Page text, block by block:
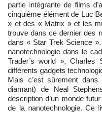
partie intégrante de films
cinquième élément de Luc
» et des « Matrix » et les
trouve dans ce dernier des
dans « Star Trek Science
nanotechnologie dans le
Trader’s world », Charles
différents gadgets
Mais c’est sûrement
diamant) de Neal
description d’un monde
de la nanotechnologie. Ce